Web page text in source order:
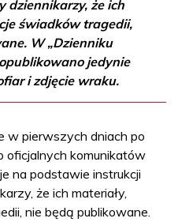
dziennikarzy, że ich
świadków tragedii,
W „Dzienniku
jedynie
i zdjęcie wraku.
w pierwszych dniach po
oficjalnych komunikatów
na podstawie instrukcji
że ich materiały,
nie będą publikowane.